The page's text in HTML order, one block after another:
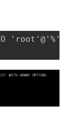
'root'@'%'